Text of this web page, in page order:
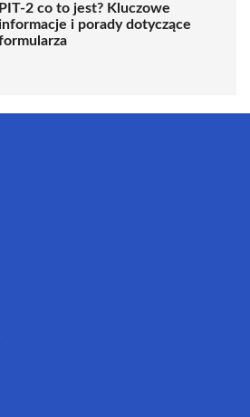
PIT-2 co to jest? Kluczowe
i porady dotyczące